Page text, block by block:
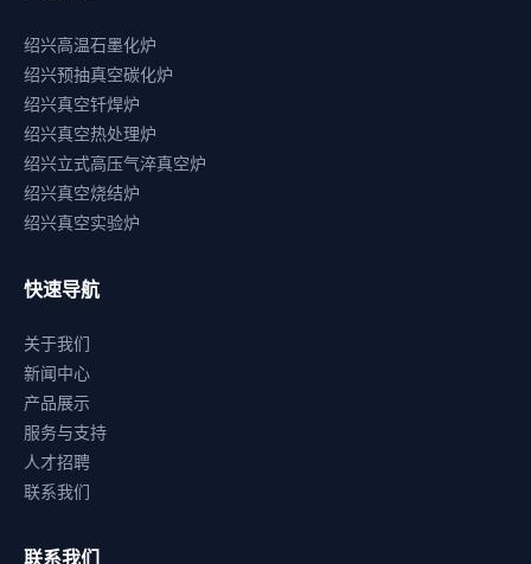
绍兴高温石墨化炉
绍兴预抽真空碳化炉
绍兴真空钎焊炉
绍兴真空热处理炉
绍兴立式高压气淬真空炉
绍兴真空烧结炉
绍兴真空实验炉
快速导航
关于我们
新闻中心
产品展示
服务与支持
人才招聘
联系我们
联系我们